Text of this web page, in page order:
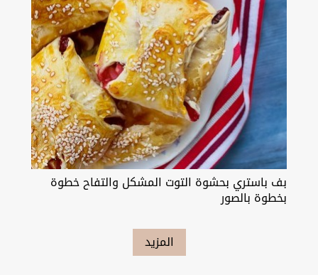
بف باستري بحشوة التوت المشكل والتفاح خطوة
بخطوة بالصور
المزيد